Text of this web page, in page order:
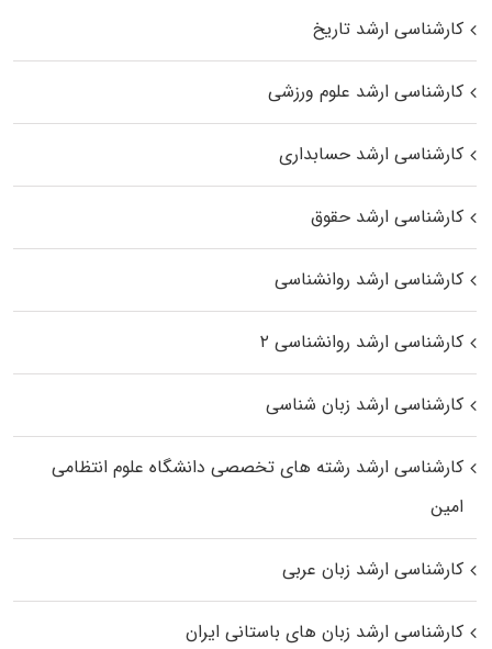
کارشناسی ارشد تاریخ
کارشناسی ارشد علوم ورزشی
کارشناسی ارشد حسابداری
کارشناسی ارشد حقوق
کارشناسی ارشد روانشناسی
کارشناسی ارشد روانشناسی ۲
کارشناسی ارشد زبان شناسی
کارشناسی ارشد رﺷﺘﻪ ﻫﺎی تخصصی داﻧﺸﮕﺎه ﻋﻠﻮم انتظامی
اﻣﻴﻦ
کارشناسی ارشد زبان عربی
کارشناسی ارشد زبان‌ های باستانی ایران